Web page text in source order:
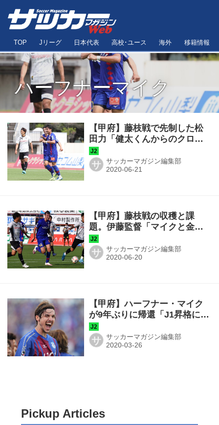
TOP Jリーグ 日本代表 高校･ユース 海外 移籍情報
ハーフナーマイク
【甲府】藤枝戦で先制した松
田力「健太くんからのクロス
は常に狙っていた形」
サ サッカーマガジン編集部
【甲府】藤枝戦の収穫と課
題。伊藤監督「マイクと金園
の2トップは評価できる」
サ サッカーマガジン編集部
【甲府】ハーフナー・マイク
が9年ぶりに帰還「J1昇格に向
け頑張ります」
サ サッカーマガジン編集部
Pickup Articles